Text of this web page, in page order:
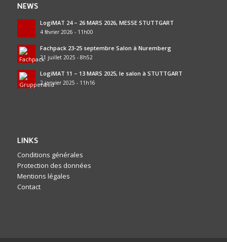
NEWS
LogiMAT 24 – 26 MARS 2026, MESSE STUTTGART
4 février 2026 - 11h00
Fachpack 23-25 septembre Salon à Nuremberg
21 juillet 2025 - 8h52
LogiMAT 11 – 13 MARS 2025, le salon à STUTTGART
2 janvier 2025 - 11h16
LINKS
Conditions générales
Protection des données
Mentions légales
Contact